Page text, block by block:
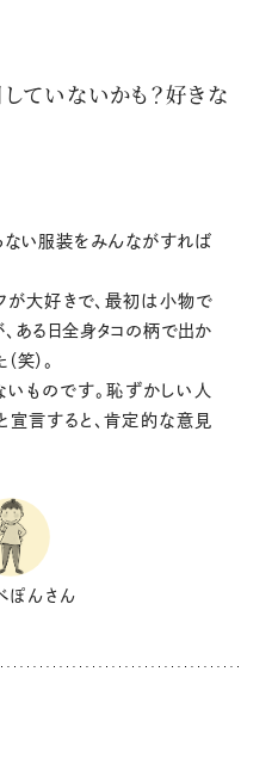
ていないかも？好きな
ない服装をみんながすれば
が大好きで、最初は小物で
ある日全身タコの柄で出か
笑）。
ものです。恥ずかしい人
宣言すると、肯定的な意見
ぽんさん